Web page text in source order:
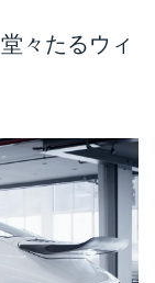
々たるウィ